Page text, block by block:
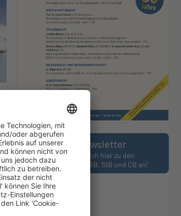
Newsletter
Melden Sie sich hier zu den
Newslettern des BB, StB und CB an!